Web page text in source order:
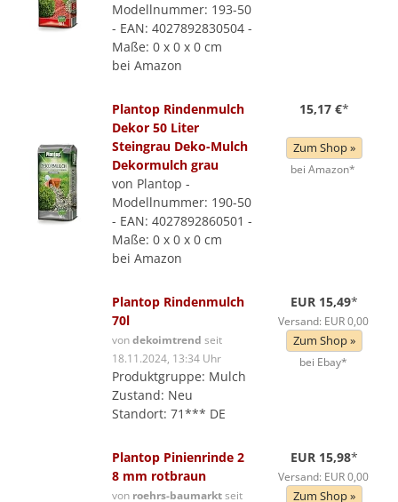
Modellnummer: 193-50
- EAN: 4027892830504 -
Maße: 0 x 0 x 0 cm
bei Amazon
Plantop Rindenmulch
Dekor 50 Liter
Steingrau Deko-Mulch
Dekormulch grau
von Plantop -
Modellnummer: 190-50
- EAN: 4027892860501 -
Maße: 0 x 0 x 0 cm
bei Amazon
15,17 €*
Zum Shop »
bei Amazon*
Plantop Rindenmulch
70l
vondekoimtrend seit
18.11.2024, 13:34 Uhr
Produktgruppe: Mulch
Zustand: Neu
Standort: 71*** DE
EUR 15,49*
Versand: EUR 0,00
Zum Shop »
bei Ebay*
Plantop Pinienrinde 2
8 mm rotbraun
von roehrs-baumarktseit
EUR 15,98*
Versand: EUR 0,00
Zum Shop »